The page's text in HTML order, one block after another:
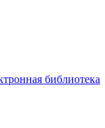
библиотека